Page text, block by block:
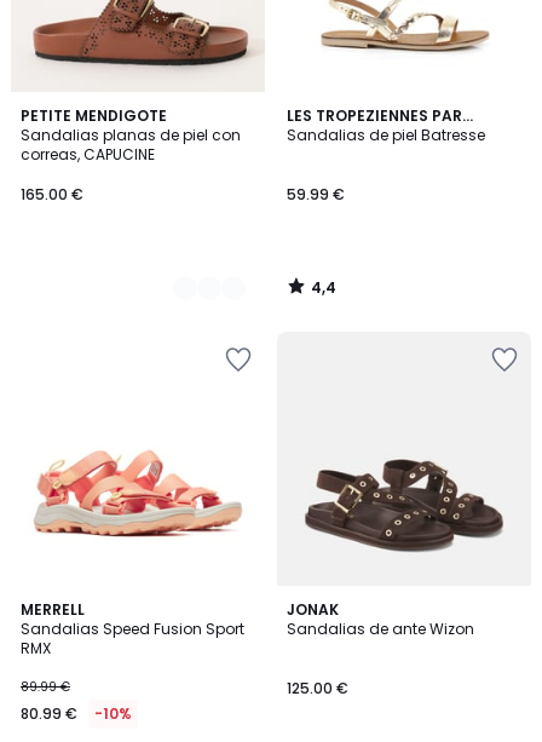
PETITE MENDIGOTE
Sandalias planas de piel con
correas, CAPUCINE
165.00 €
2
Colores
LES TROPEZIENNES PAR
M.BELARBI
Sandalias de piel Batresse
59.99 €
4,4
/ 5
4,4
/
MERRELL
Sandalias Speed Fusion Sport
RMX
89.99 €
80.99 € -10%
4,4
/ 5
JONAK
Sandalias de ante Wizon
125.00 €